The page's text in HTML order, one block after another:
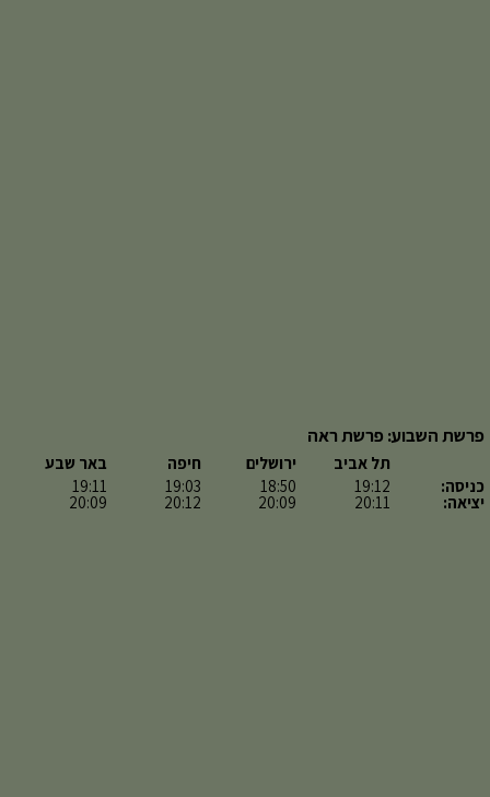
פרשת השבוע: פרשת ראה
כניסה:
יציאה:
תל אביב
19:12
20:11
ירושלים
18:50
20:09
חיפה
19:03
20:12
באר שבע
19:11
20:09